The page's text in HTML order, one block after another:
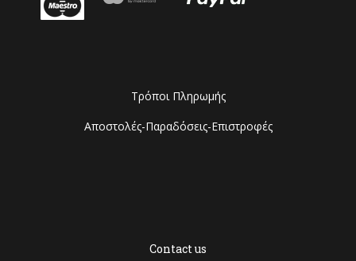
Τρόποι Πληρωμής
Αποστολές-Παραδόσεις-Επιστροφές
Contact us